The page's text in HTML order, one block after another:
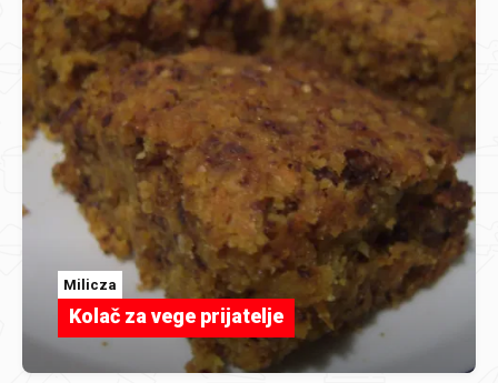
Milicza
Kolač za vege prijatelje